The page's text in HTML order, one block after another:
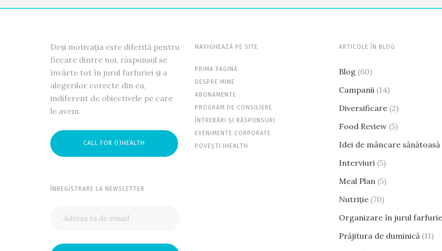
Deși motivația este diferită pentru
fiecare dintre noi, răspunsul se
învârte tot în jurul farfuriei și a
alegerilor corecte din ea,
indiferent de obiectivele pe care
le avem.
CALL FOR (I)HEALTH
ÎNREGISTRARE LA NEWSLETTER
NAVIGHEAZĂ PE SITE
PRIMA PAGINĂ
DESPRE MINE
ABONAMENTE
PROGRAM DE CONSILIERE
ÎNTREBĂRI ȘI RĂSPUNSURI
EVENIMENTE CORPORATE
POVEȘTI IHEALTH
ARTICOLE ÎN BLOG
Blog (60)
Campanii (14)
Diversificare (2)
Food Review (5)
Idei de mâncare sănătoasă
Interviuri (5)
Meal Plan (5)
Nutriție (70)
Organizare în jurul
Prăjitura de duminică (11)